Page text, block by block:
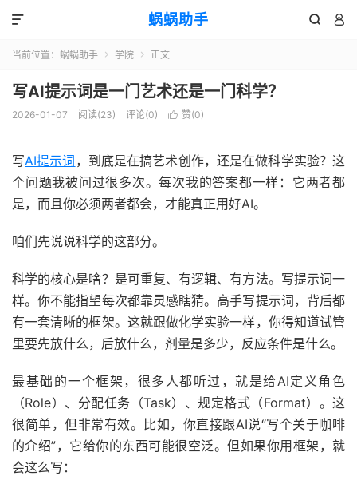
蜗蜗助手  

当前位置： 蜗蜗助手  学院  正文
写AI提示词是一门艺术还是一门科学？
2026-01-07 阅读(23) 评论(0)  赞(0)
写AI提示词 ，到底是在搞艺术创作，还是在做科学实验？这
个问题我被问过很多次。每次我的答案都一样：它两者都
是，而且你必须两者都会，才能真正用好AI。
咱们先说说科学的这部分。
科学的核心是啥？是可重复、有逻辑、有方法。写提示词一
样。你不能指望每次都靠灵感瞎猜。高手写提示词，背后都
有一套清晰的框架。这就跟做化学实验一样，你得知道试管
里要先放什么，后放什么，剂量是多少，反应条件是什么。
最基础的一个框架，很多人都听过，就是给AI定义角色
（Role）、分配任务（Task）、规定格式（Format）。这
很简单，但非常有效。比如，你直接跟AI说“写个关于咖啡
的介绍”，它给你的东西可能很空泛。但如果你用框架，就
会这么写：